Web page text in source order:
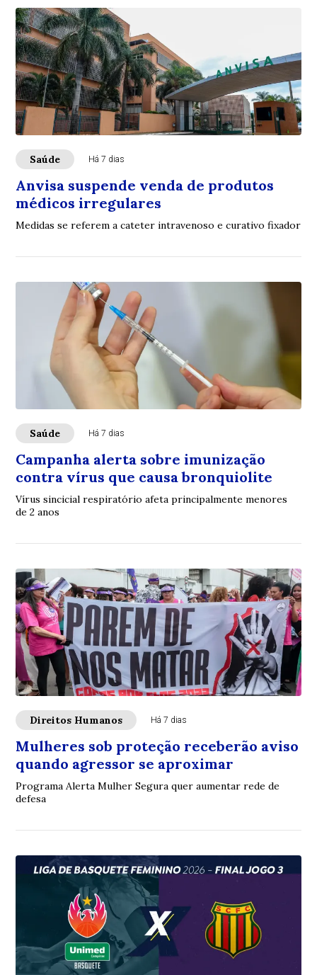
Saúde Há 7 dias
Anvisa suspende venda de produtos
médicos irregulares
Medidas se referem a cateter intravenoso e curativo fixador
Saúde Há 7 dias
Campanha alerta sobre imunização
contra vírus que causa bronquiolite
Vírus sincicial respiratório afeta principalmente menores
de 2 anos
Direitos Humanos Há 7 dias
Mulheres sob proteção receberão aviso
quando agressor se aproximar
Programa Alerta Mulher Segura quer aumentar rede de
defesa